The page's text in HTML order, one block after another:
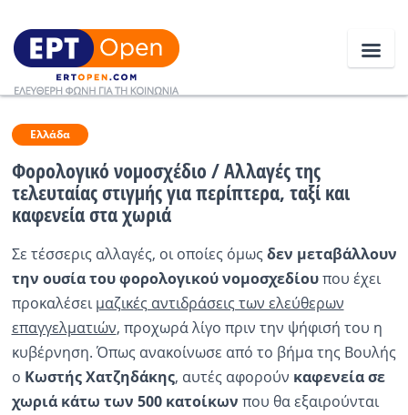
Ειδήσεις
Ελλάδα
Πολιτική
Οικονομία
Αθλητικά
Κόσμος
Ελλάδα
Φορολογικό νομοσχέδιο / Αλλαγές της
τελευταίας στιγμής για περίπτερα, ταξί και
καφενεία στα χωριά
Σε τέσσερις αλλαγές, οι οποίες όμως δεν μεταβάλλουν
την ουσία του φορολογικού νομοσχεδίουπου έχει
προκαλέσειμαζικές αντιδράσεις των ελεύθερων
επαγγελματιών, προχωρά λίγο πριν την ψήφισή του η
κυβέρνηση. Όπως ανακοίνωσε από το βήμα της Βουλής
ο Κωστής Χατζηδάκης, αυτές αφορούν καφενεία σε
χωριά κάτω των 500 κατοίκων που θα εξαιρούνται